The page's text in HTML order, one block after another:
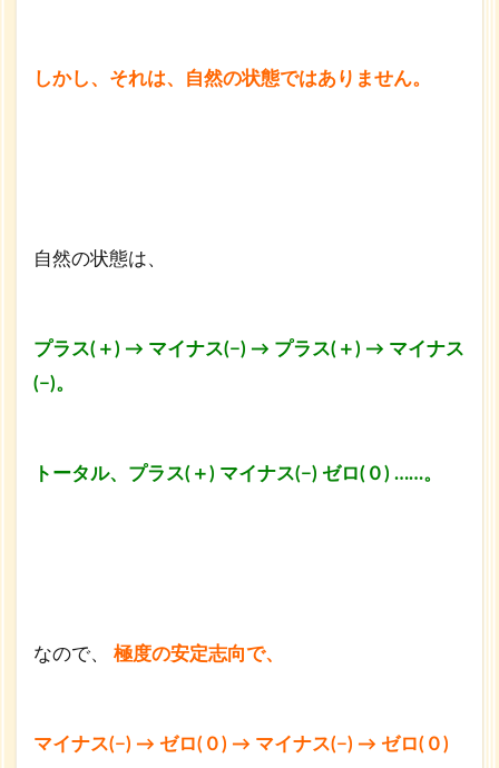
しかし、それは、自然の状態ではありません。
自然の状態は、
プラス(＋) → マイナス(−) → プラス(＋) → マイナス
(−)。
トータル、プラス(＋) マイナス(−) ゼロ(０) ……。
なので、 極度の安定志向で、
マイナス(−) → ゼロ(０) → マイナス(−) → ゼロ(０)